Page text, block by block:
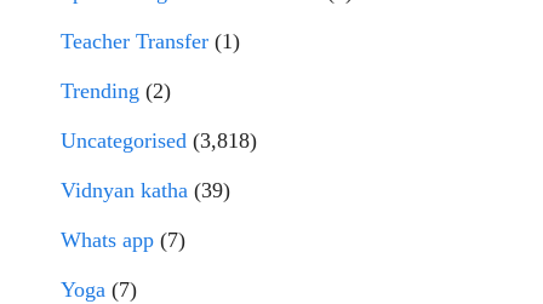
Teacher Transfer (1)
Trending (2)
Uncategorised (3,818)
Vidnyan katha (39)
Whats app (7)
Yoga (7)